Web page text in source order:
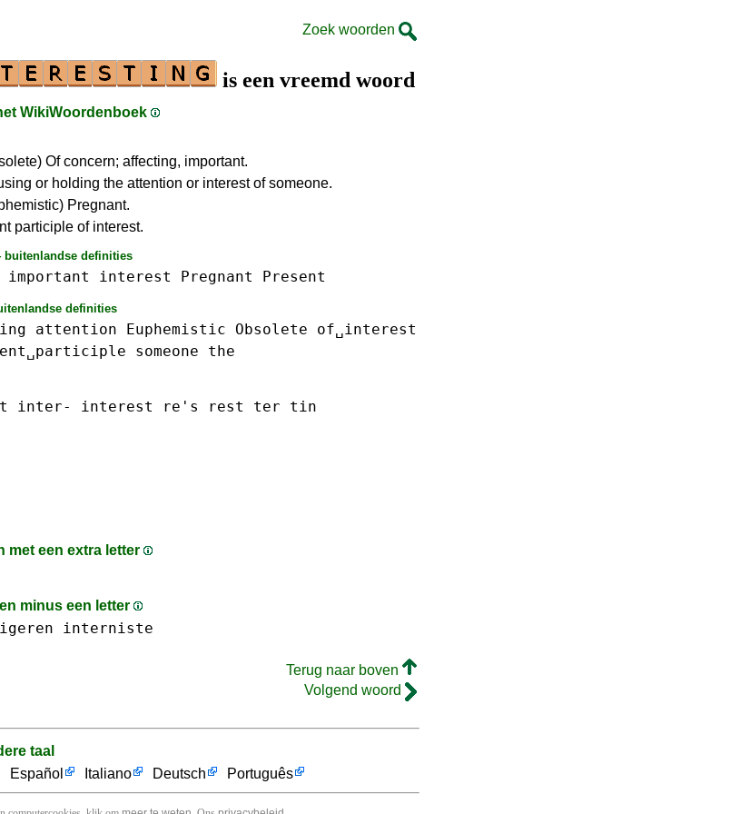
Zoek woorden
is een vreemd woord
WikiWoordenboek
Of concern; affecting, important.
or holding the attention or interest of someone.
Pregnant.
participle of interest.
buitenlandse definities
important interest Pregnant Present
definities
attention Euphemistic Obsolete
of␣interest
someone the
inter- interest re's rest ter tin
met een extra letter
minus een letter
interniste
Terug naar boven
Volgend woord
taal
Español Italiano Deutsch Português